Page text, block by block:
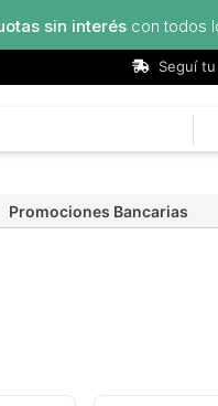
los bancos
Seguí
Promociones Bancarias